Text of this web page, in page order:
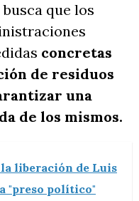
que los
concretas
de residuos
una
de los mismos.
liberación de Luis
"preso político"